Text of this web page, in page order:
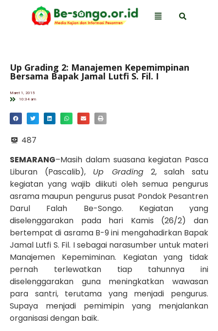
Up Grading 2: Manajemen Kepemimpinan
Bersama Bapak Jamal Lutfi S. Fil. I
Maret 1, 2015
10:34 am
487
SEMARANG–Masih dalam suasana kegiatan Pasca
Liburan (Pascalib), Up Grading2, salah satu
kegiatan yang wajib diikuti oleh semua pengurus
asrama maupun pengurus pusat Pondok Pesantren
Darul Falah Be-Songo. Kegiatan yang
diselenggarakan pada hari Kamis (26/2) dan
bertempat di asrama B-9 ini mengahadirkan Bapak
Jamal Lutfi S. Fil. I sebagai narasumber untuk materi
Manajemen Kepemiminan. Kegiatan yang tidak
pernah terlewatkan tiap tahunnya ini
diselenggarakan guna meningkatkan wawasan
para santri, terutama yang menjadi pengurus.
Supaya menjadi pemimipin yang menjalankan
organisasi dengan baik.